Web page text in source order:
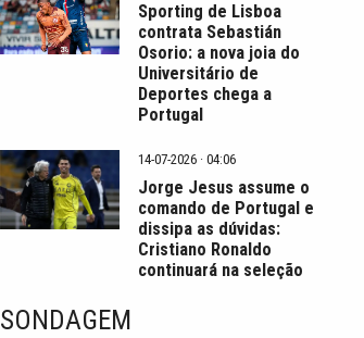
Sporting de Lisboa
contrata Sebastián
Osorio: a nova joia do
Universitário de
Deportes chega a
Portugal
14-07-2026 · 04:06
Jorge Jesus assume o
comando de Portugal e
dissipa as dúvidas:
Cristiano Ronaldo
continuará na seleção
SONDAGEM